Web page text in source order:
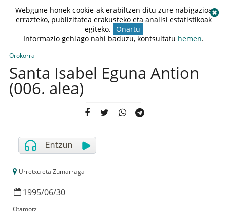
Orokorra
Santa Isabel Eguna Antion
(006. alea)
Urretxu eta Zumarraga
1995/06/30
Otamotz
Webgune honek cookie-ak erabiltzen ditu zure nabigazioa
errazteko, publizitatea erakusteko eta analisi estatistikoak
egiteko. Onartu
Informazio gehiago nahi baduzu, kontsultatu hemen.